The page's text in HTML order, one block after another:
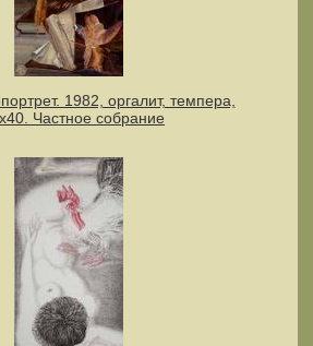
1982, оргалит, темпера,
Частное собрание